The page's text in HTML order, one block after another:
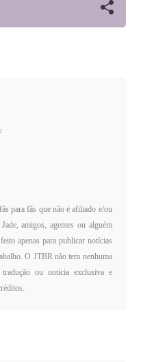
para fãs que não é afiliado e/ou
amigos, agentes ou alguém
apenas para publicar notícias
O JTBR não tem nenhuma
ou notícia exclusiva e